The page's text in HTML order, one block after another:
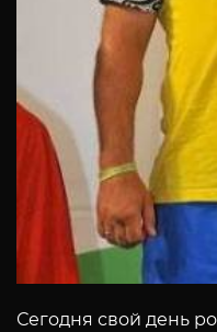
Сегодня свой день